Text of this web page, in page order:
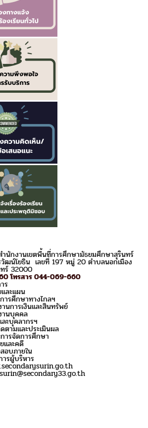
นักงานเขตพื้นที่การศึกษามัธยมศึกษาสุรินทร์
วัฒน์โยธิน เลขที่ 197 หมู่ 20 ตำบลนอกเมือง
ทร์ 32000
โทรสาร 044-069-660
ร
ละแผน
รศึกษาทางไกลฯ
การเงินและสินทรัพย์
นบุคคล
บุคลากรฯ
ามและประเมินผล
ารจัดการศึกษา
ละคดี
อบภายใน
รผู้บริหาร